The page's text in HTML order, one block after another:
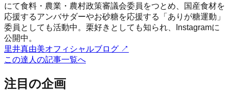
にて食料・農業・農村政策審議会委員をつとめ、国産食材を
応援するアンバサダーやお砂糖を応援する「ありが糖運動」
委員としても活動中。栗好きとしても知られ、Instagramに
公開中。
里井真由美オフィシャルブログ ↗
この達人の記事一覧へ
注目の企画